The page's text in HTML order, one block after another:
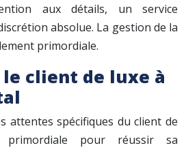
aux détails, un service
absolue. La gestion de la
primordiale.
le client de luxe à
attentes spécifiques du client de
primordiale pour réussir sa